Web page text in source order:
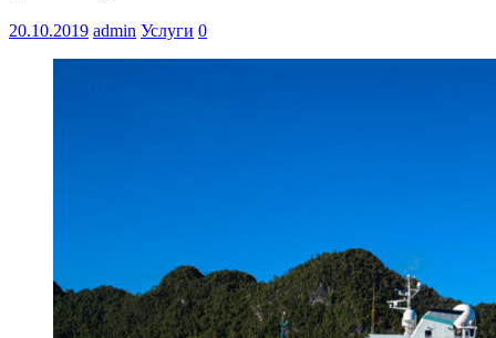
20.10.2019 admin Услуги 0